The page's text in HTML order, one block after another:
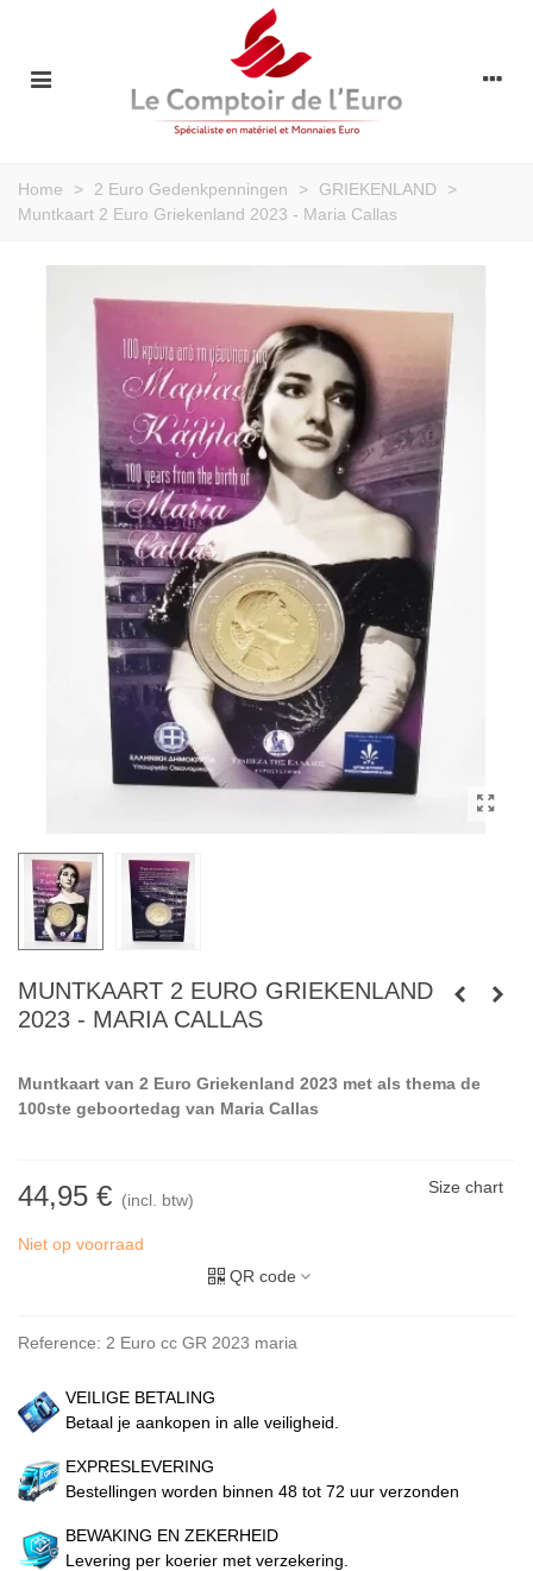
Home > 2 Euro Gedenkpenningen > GRIEKENLAND
>
Muntkaart 2 Euro Griekenland 2023 - Maria Callas
MUNTKAART 2 EURO GRIEKENLAND
2023 - MARIA CALLAS
Muntkaart van 2 Euro Griekenland 2023 met als thema de
100ste geboortedag van Maria Callas
44,95 € (incl. btw)
Size chart
Niet op voorraad
QR code
Reference: 2 Euro cc GR 2023 maria
VEILIGE BETALING
Betaal je aankopen in alle veiligheid.
EXPRESLEVERING
Bestellingen worden binnen 48 tot 72 uur verzonden
BEWAKING EN ZEKERHEID
Levering per koerier met verzekering.